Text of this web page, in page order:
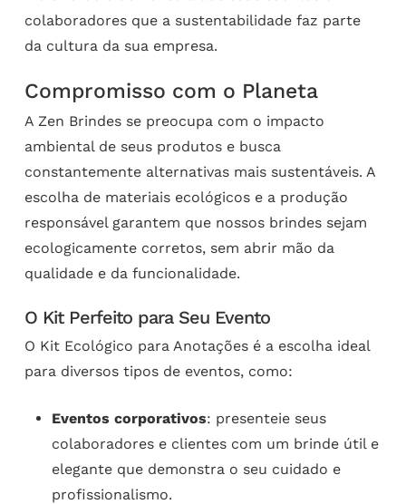
colaboradores que a sustentabilidade faz parte
da cultura da sua empresa.
Compromisso com o Planeta
A Zen Brindes se preocupa com o impacto
ambiental de seus produtos e busca
constantemente alternativas mais sustentáveis. A
escolha de materiais ecológicos e a produção
responsável garantem que nossos brindes sejam
ecologicamente corretos, sem abrir mão da
qualidade e da funcionalidade.
O Kit Perfeito para Seu Evento
O Kit Ecológico para Anotações é a escolha ideal
para diversos tipos de eventos, como:
Eventos corporativos: presenteie seus
colaboradores e clientes com um brinde útil e
elegante que demonstra o seu cuidado e
profissionalismo.